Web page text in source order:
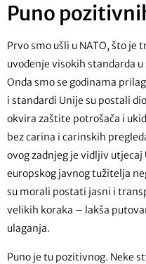
Puno
Prvo smo ušli u NATO, što je
uvođenje visokih standarda
Onda smo se godinama
i standardi Unije su postali
okvira zaštite potrošača i
bez carina i carinskih
ovog zadnjeg je vidljiv utjecaj
europskog javnog tužitelja
su morali postati jasni i
velikih koraka – lakša
ulaganja.
Puno je tu pozitivnog. Neke